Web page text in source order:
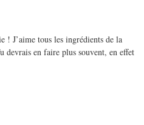
! J’aime tous les ingrédients de la
devrais en faire plus souvent, en effet